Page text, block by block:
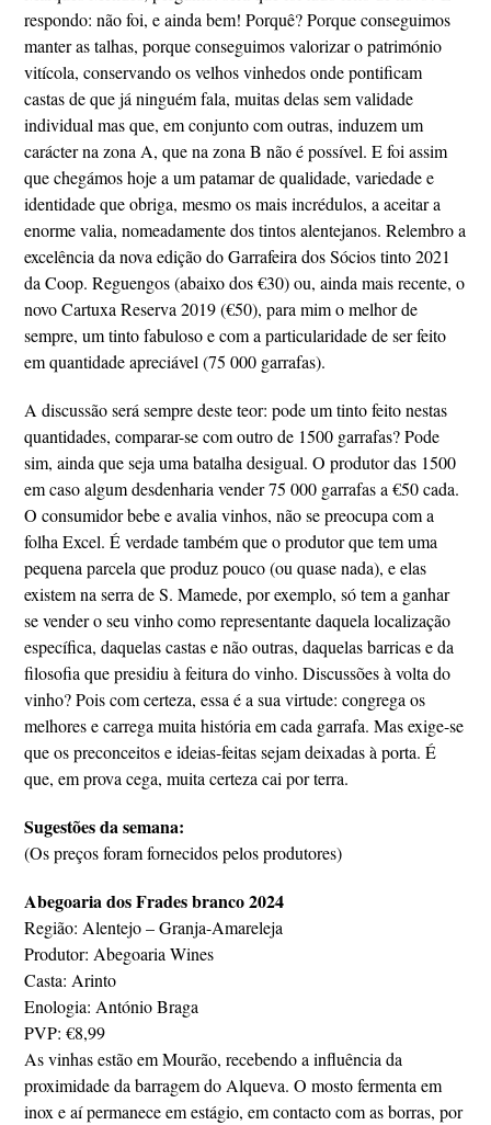
respondo: não foi, e ainda bem! Porquê? Porque conseguimos
manter as talhas, porque conseguimos valorizar o património
vitícola, conservando os velhos vinhedos onde pontificam
castas de que já ninguém fala, muitas delas sem validade
individual mas que, em conjunto com outras, induzem um
carácter na zona A, que na zona B não é possível. E foi assim
que chegámos hoje a um patamar de qualidade, variedade e
identidade que obriga, mesmo os mais incrédulos, a aceitar a
enorme valia, nomeadamente dos tintos alentejanos. Relembro a
excelência da nova edição do Garrafeira dos Sócios tinto 2021
da Coop. Reguengos (abaixo dos €30) ou, ainda mais recente, o
novo Cartuxa Reserva 2019 (€50), para mim o melhor de
sempre, um tinto fabuloso e com a particularidade de ser feito
em quantidade apreciável (75 000 garrafas).
A discussão será sempre deste teor: pode um tinto feito nestas
quantidades, comparar-se com outro de 1500 garrafas? Pode
sim, ainda que seja uma batalha desigual. O produtor das 1500
em caso algum desdenharia vender 75 000 garrafas a €50 cada.
O consumidor bebe e avalia vinhos, não se preocupa com a
folha Excel. É verdade também que o produtor que tem uma
pequena parcela que produz pouco (ou quase nada), e elas
existem na serra de S. Mamede, por exemplo, só tem a ganhar
se vender o seu vinho como representante daquela localização
específica, daquelas castas e não outras, daquelas barricas e da
filosofia que presidiu à feitura do vinho. Discussões à volta do
vinho? Pois com certeza, essa é a sua virtude: congrega os
melhores e carrega muita história em cada garrafa. Mas exige-se
que os preconceitos e ideias-feitas sejam deixadas à porta. É
que, em prova cega, muita certeza cai por terra.
Sugestões da semana:
(Os preços foram fornecidos pelos produtores)
Abegoaria dos Frades branco 2024
Região: Alentejo – Granja-Amareleja
Produtor: Abegoaria Wines
Casta: Arinto
Enologia: António Braga
PVP: €8,99
As vinhas estão em Mourão, recebendo a influência da
proximidade da barragem do Alqueva. O mosto fermenta em
inox e aí permanece em estágio, em contacto com as borras, por